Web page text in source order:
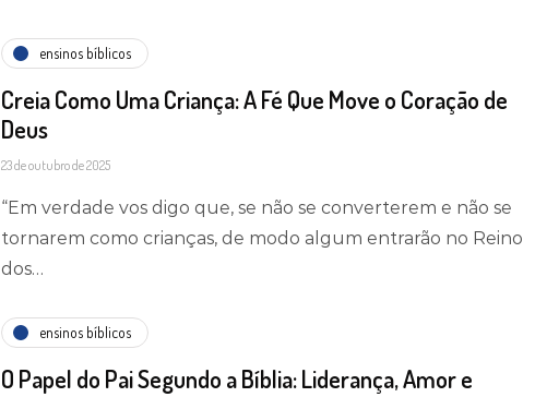
ensinos bíblicos
Creia Como Uma Criança: A Fé Que Move o Coração de
Deus
23 de outubro de 2025
“Em verdade vos digo que, se não se converterem e não se
tornarem como crianças, de modo algum entrarão no Reino
dos…
ensinos bíblicos
O Papel do Pai Segundo a Bíblia: Liderança, Amor e